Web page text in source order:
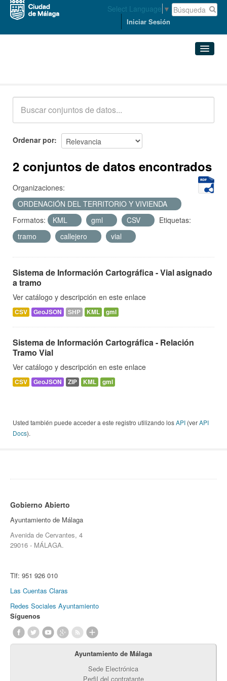
Select Language ▼
Iniciar Sesión
Acerca de
Ordenar por
2 conjuntos de datos encontrados
Organizaciones:
ORDENACIÓN DEL TERRITORIO Y VIVIENDA
Formatos:
KML gml CSV
Etiquetas:
tramo
callejero vial
Sistema de Información Cartográfica - Vial asignado
a tramo
Ver catálogo y descripción en este enlace
CSV GeoJSON SHP KML gml
Sistema de Información Cartográfica - Relación
Tramo Vial
Ver catálogo y descripción en este enlace
CSV GeoJSON ZIP KML gml
Usted también puede acceder a este registro utilizando losAPI (verAPI
Docs).
Gobierno Abierto
Ayuntamiento de Málaga
Avenida de Cervantes, 4
29016 - MÁLAGA.
Tlf: 951 926 010
Las Cuentas Claras
Redes Sociales Ayuntamiento
Síguenos
Ayuntamiento de Málaga
Sede Electrónica
Perfil del contratante